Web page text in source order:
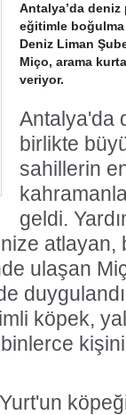
Antalya’da deniz
eğitimle boğulma
Deniz Liman
Miço, arama
veriyor.
Antalya'da
birlikte
sahillerin
geldi.
atlayan,
ulaşan
köpek,